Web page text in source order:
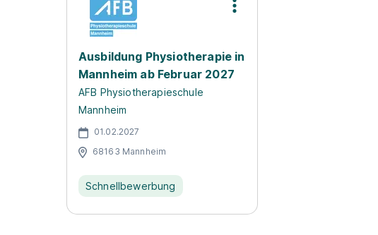
Ausbildung Physiotherapie in
Mannheim ab Februar 2027
AFB Physiotherapieschule
Mannheim
01.02.2027
68163 Mannheim
Schnellbewerbung